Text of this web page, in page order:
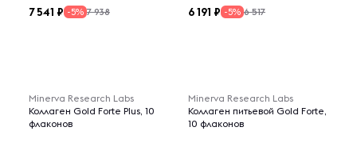
7 541 -5% 7 938 6 191 -5% 6 517
Minerva Research Labs
Коллаген Gold Forte Plus, 10
флаконов
Minerva Research Labs
Коллаген питьевой Gold Forte,
10 флаконов